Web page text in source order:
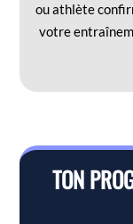
ou athlète
votre
TON